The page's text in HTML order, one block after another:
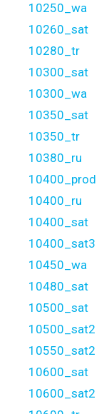
10250_wa
10260_sat
10280_tr
10300_sat
10300_wa
10350_sat
10350_tr
10380_ru
10400_prod
10400_ru
10400_sat
10400_sat3
10450_wa
10480_sat
10500_sat
10500_sat2
10550_sat2
10600_sat
10600_sat2